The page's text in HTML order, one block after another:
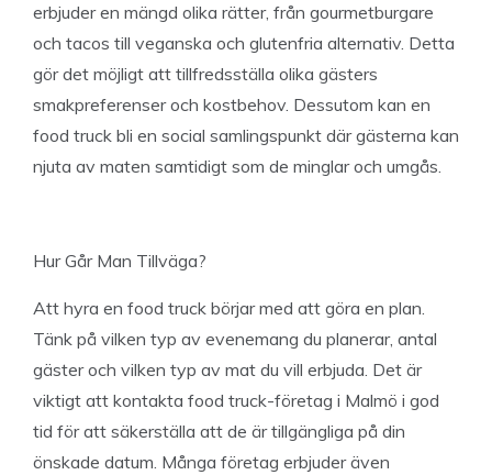
erbjuder en mängd olika rätter, från gourmetburgare
och tacos till veganska och glutenfria alternativ. Detta
gör det möjligt att tillfredsställa olika gästers
smakpreferenser och kostbehov. Dessutom kan en
food truck bli en social samlingspunkt där gästerna kan
njuta av maten samtidigt som de minglar och umgås.
Hur Går Man Tillväga?
Att hyra en food truck börjar med att göra en plan.
Tänk på vilken typ av evenemang du planerar, antal
gäster och vilken typ av mat du vill erbjuda. Det är
viktigt att kontakta food truck-företag i Malmö i god
tid för att säkerställa att de är tillgängliga på din
önskade datum. Många företag erbjuder även